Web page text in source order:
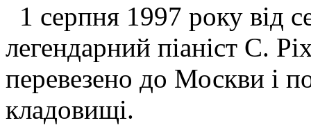
1 серпня 1997 року від
легендарний піаніст С.
перевезено до Москви і
кладовищі.